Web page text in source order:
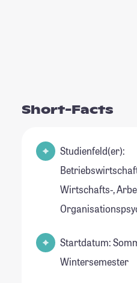
Short-Facts
Studienfeld(er):
Wirtschafts-,
Startdatum:
Wintersemester